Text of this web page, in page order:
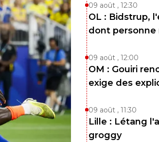
09 août , 12:30
OL : Bidstrup,
dont personne
09 août , 12:00
OM : Gouiri
exige des
09 août , 11:30
Lille : Létang
groggy